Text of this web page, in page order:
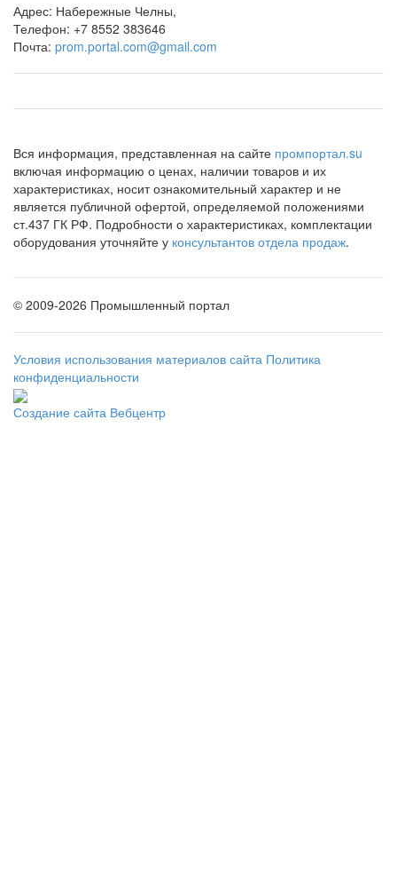
Адрес: Набережные Челны,
Телефон: +7 8552 383646
Почта: prom.portal.com@gmail.com
Вся информация, представленная на сайте промпортал.su
включая информацию о ценах, наличии товаров и их
характеристиках, носит ознакомительный характер и не
является публичной офертой, определяемой положениями
ст.437 ГК РФ. Подробности о характеристиках, комплектации
оборудования уточняйте у консультантов отдела продаж.
© 2009-2026 Промышленный портал
Условия использования материалов сайта Политика
конфиденциальности
Создание сайта Вебцентр